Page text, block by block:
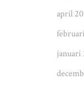
april
januari